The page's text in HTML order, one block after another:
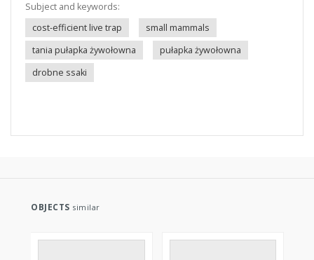
Subject and keywords:
cost-efficient live trap
small mammals
tania pułapka żywołowna
pułapka żywołowna
drobne ssaki
OBJECTS similar